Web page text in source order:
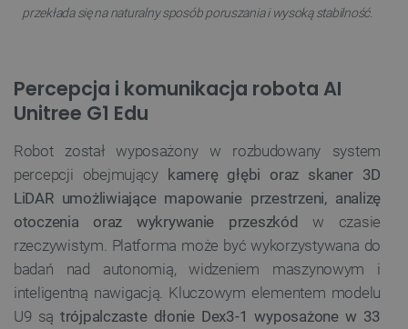
przekłada się na naturalny sposób poruszania i wysoką stabilność.
Percepcja i komunikacja robota AI
Unitree G1 Edu
Robot został wyposażony w rozbudowany system
percepcji obejmujący kamerę głębi oraz skaner 3D
LiDAR umożliwiające mapowanie przestrzeni, analizę
otoczenia oraz wykrywanie przeszkód w czasie
rzeczywistym. Platforma może być wykorzystywana do
badań nad autonomią, widzeniem maszynowym i
inteligentną nawigacją. Kluczowym elementem modelu
U9 sątrójpalczaste dłonie Dex3-1 wyposażone w 33